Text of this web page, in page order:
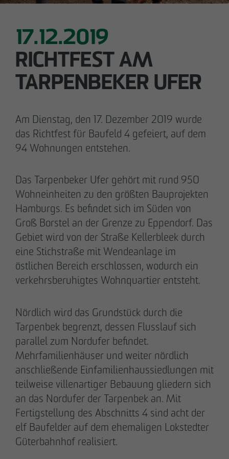
17.12.2019
RICHTFEST AM
TARPENBEKER UFER
Am Dienstag, den 17. Dezember 2019 wurde
das Richtfest für Baufeld 4 gefeiert, auf dem
94 Wohnungen entstehen.
Das Tarpenbeker Ufer gehört mit rund 950
Wohneinheiten zu den größten Bauprojekten
Hamburgs. Es befindet sich im Süden von
Groß Borstel an der Grenze zu Eppendorf. Das
Gebiet wird von der Straße Kellerbleek durch
eine Stichstraße mit Wendeanlage im
östlichen Bereich erschlossen, wodurch ein
verkehrsberuhigtes Wohnquartier entsteht.
Nördlich wird das Grundstück durch die
Tarpenbek begrenzt, dessen Flusslauf sich
parallel zum Nordufer befindet.
Mehrfamilienhäuser und weiter nördlich
anschließende Einfamilienhaussiedlungen mit
teilweise villenartiger Bebauung gliedern sich
an das Nordufer der Tarpenbek an. Mit
Fertigstellung des Abschnitts 4 sind acht der
elf Baufelder auf dem ehemaligen Lokstedter
Güterbahnhof realisiert.
Impressum
Datenschutz
Urbanes Wohnen in Lindenau: Spatenstich für
neue Eigentumswohnungen im Leipziger
Westen
28.05.2026
Berlin-Pankow: OTTO WULFF feiert
Holzhybridbauweise